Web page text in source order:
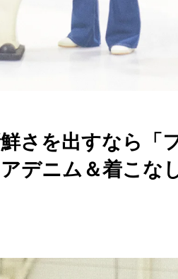
さを出すなら「
デニム＆着こな